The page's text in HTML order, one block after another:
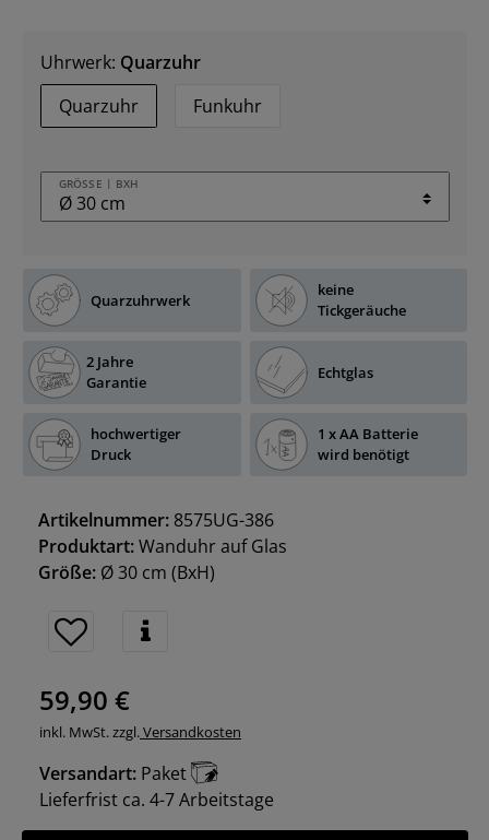
Uhrwerk: Quarzuhr
Quarzuhr
Funkuhr
GRÖSSE | BXH
Quarzuhrwerk
keine
Tickgeräuche
2 Jahre
Garantie
Echtglas
hochwertiger
Druck
1 x AA Batterie
wird benötigt
Artikelnummer: 8575UG-386
Produktart:Wanduhr auf Glas
Größe: Ø 30 cm (BxH)
59,90 €
inkl. MwSt. zzgl.Versandkosten
Versandart: Paket
Lieferfrist ca. 4-7 Arbeitstage